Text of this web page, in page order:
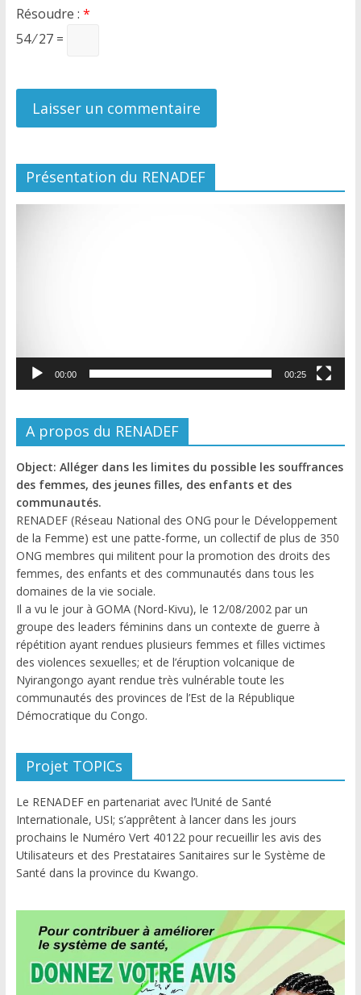
Résoudre : *
54 ⁄ 27 =
Présentation du RENADEF
00:00 00:25
A propos du RENADEF
Object: Alléger dans les limites du possible les souffrances
des femmes, des jeunes filles, des enfants et des
communautés.
RENADEF (Réseau National des ONG pour le Développement
de la Femme) est une patte-forme, un collectif de plus de 350
ONG membres qui militent pour la promotion des droits des
femmes, des enfants et des communautés dans tous les
domaines de la vie sociale.
Il a vu le jour à GOMA (Nord-Kivu), le 12/08/2002 par un
groupe des leaders féminins dans un contexte de guerre à
répétition ayant rendues plusieurs femmes et filles victimes
des violences sexuelles; et de l’éruption volcanique de
Nyirangongo ayant rendue très vulnérable toute les
communautés des provinces de l’Est de la République
Démocratique du Congo.
Projet TOPICs
Le RENADEF en partenariat avec l’Unité de Santé
Internationale, USI; s’apprêtent à lancer dans les jours
prochains le Numéro Vert 40122 pour recueillir les avis des
Utilisateurs et des Prestataires Sanitaires sur le Système de
Santé dans la province du Kwango.